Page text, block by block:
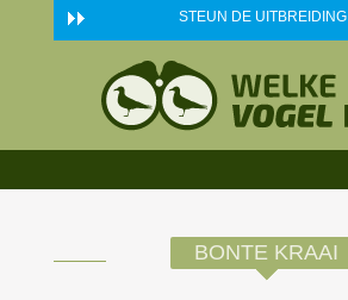
Skip to main content STEUN DE UITBREIDING
BONTE KRAAI